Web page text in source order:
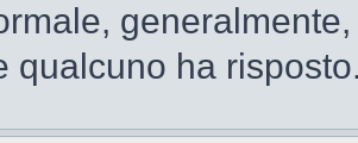
qualcuno ha